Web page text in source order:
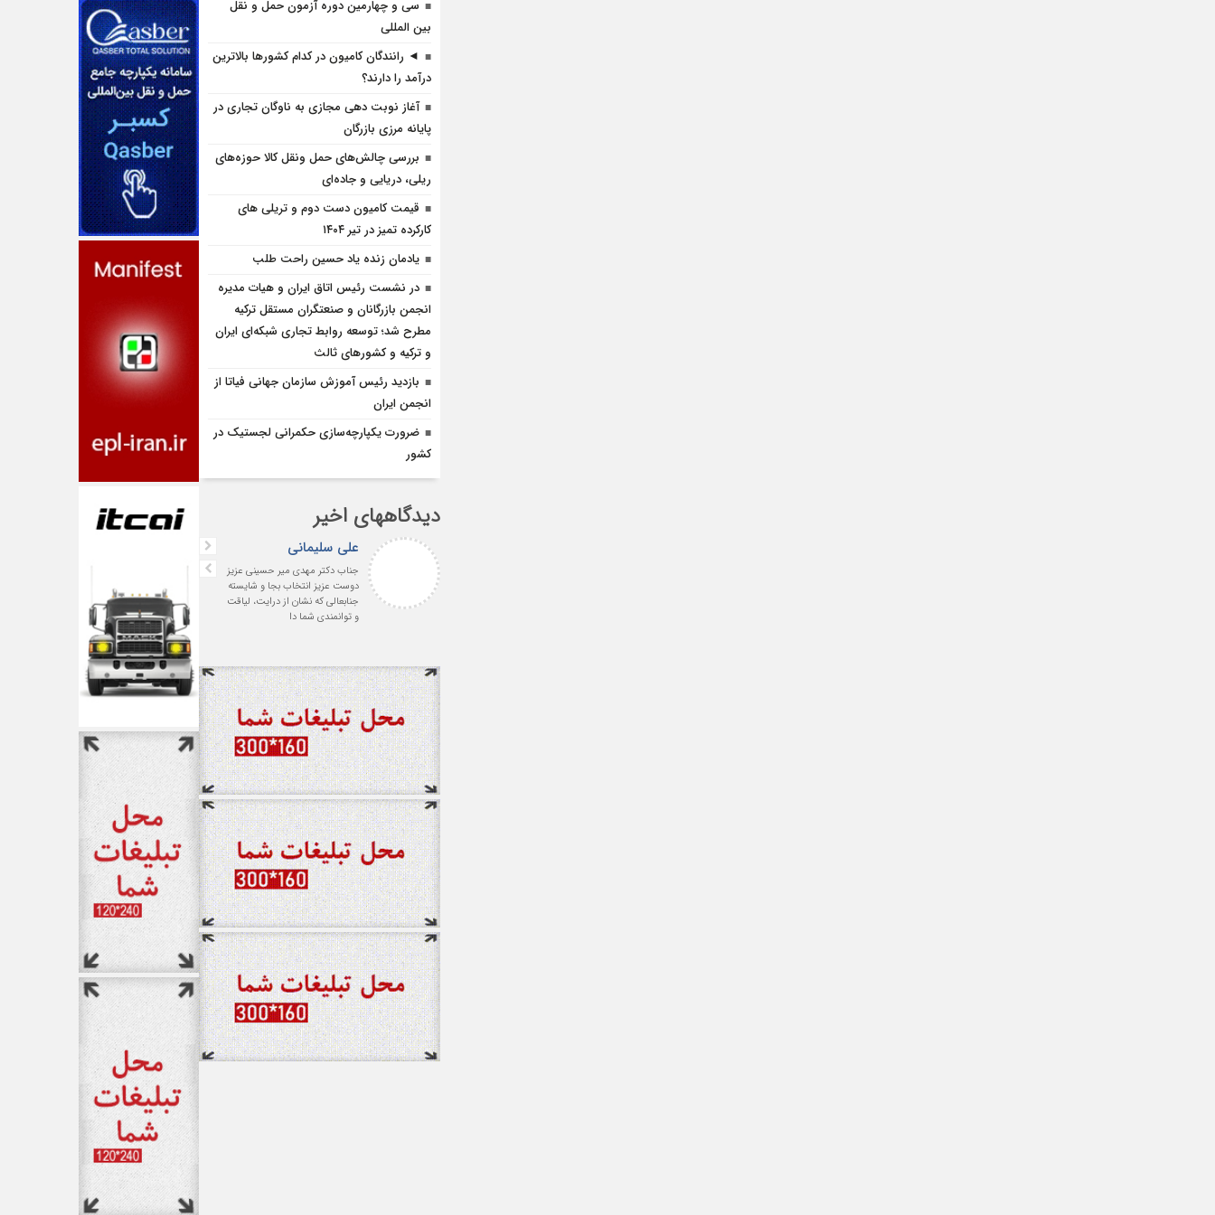
سی و چهارمین دوره آزمون حمل و نقل
بین المللی
◄ رانندگان کامیون در کدام کشورها بالاترین
درآمد را دارند؟
آغاز نوبت دهی مجازی به ناوگان تجاری در
پایانه مرزی بازرگان
بررسی چالش‌های حمل ونقل کالا حوزه‌های
ریلی، دریایی و جاده‌ای
قیمت کامیون دست دوم و تریلی‌ های
کارکرده تمیز در تیر ۱۴۰۴
یادمان زنده یاد حسین راحت طلب
در نشست رئیس اتاق ایران و هیات مدیره
انجمن بازرگانان و صنعتگران مستقل ترکیه
مطرح شد؛ توسعه روابط تجاری شبکه‌ای ایران
و ترکیه و کشورهای ثالث
بازديد رئيس آموزش سازمان جهانی فياتا از
انجمن ایران
ضرورت یکپارچه‌‌سازی حکمرانی لجستیک در
کشور
دیدگاههای اخیر
همه ی ما هستید ، نمونه ی
خانم قدرتمند
علی سلیمانی
جناب دکتر مهدی میر حسینی عزیز
دوست عزیز انتخاب بجا و شایسته
جنابعالی که نشان از درایت، لیاقت
و توانمندی شما دا